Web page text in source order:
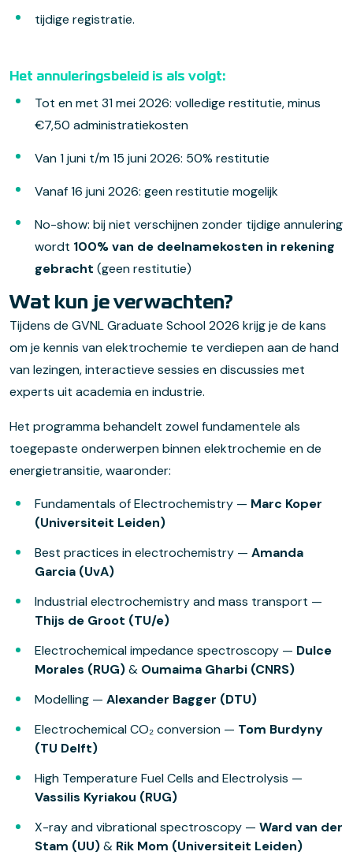
tijdige registratie.
Het annuleringsbeleid is als volgt:
Tot en met 31 mei 2026: volledige restitutie, minus
€7,50 administratiekosten
Van 1 juni t/m 15 juni 2026: 50% restitutie
Vanaf 16 juni 2026: geen restitutie mogelijk
No-show: bij niet verschijnen zonder tijdige annulering
wordt 100% van de deelnamekosten in rekening
gebracht (geen restitutie)
Wat kun je verwachten?
Tijdens de GVNL Graduate School 2026 krijg je de kans
om je kennis van elektrochemie te verdiepen aan de hand
van lezingen, interactieve sessies en discussies met
experts uit academia en industrie.
Het programma behandelt zowel fundamentele als
toegepaste onderwerpen binnen elektrochemie en de
energietransitie, waaronder:
Fundamentals of Electrochemistry — Marc Koper
(Universiteit Leiden)
Best practices in electrochemistry — Amanda
Garcia (UvA)
Industrial electrochemistry and mass transport —
Thijs de Groot (TU/e)
Electrochemical impedance spectroscopy — Dulce
Morales (RUG)& Oumaima Gharbi (CNRS)
Modelling — Alexander Bagger (DTU)
Electrochemical CO₂ conversion — Tom Burdyny
(TU Delft)
High Temperature Fuel Cells and Electrolysis —
Vassilis Kyriakou (RUG)
X-ray and vibrational spectroscopy — Ward van der
Stam (UU)& Rik Mom (Universiteit Leiden)